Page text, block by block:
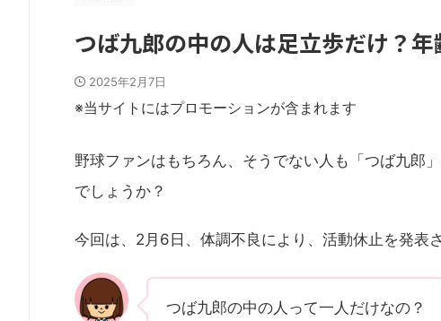
つば九郎の中の人は足立歩だけ？
2025年2月7日
※当サイトにはプロモーションが含まれます
野球ファンはもちろん、そうでない人も「つば九郎
でしょうか？
今回は、2月6日、体調不良により、活動休止を発表
つば九郎の中の人って一人だけなの？